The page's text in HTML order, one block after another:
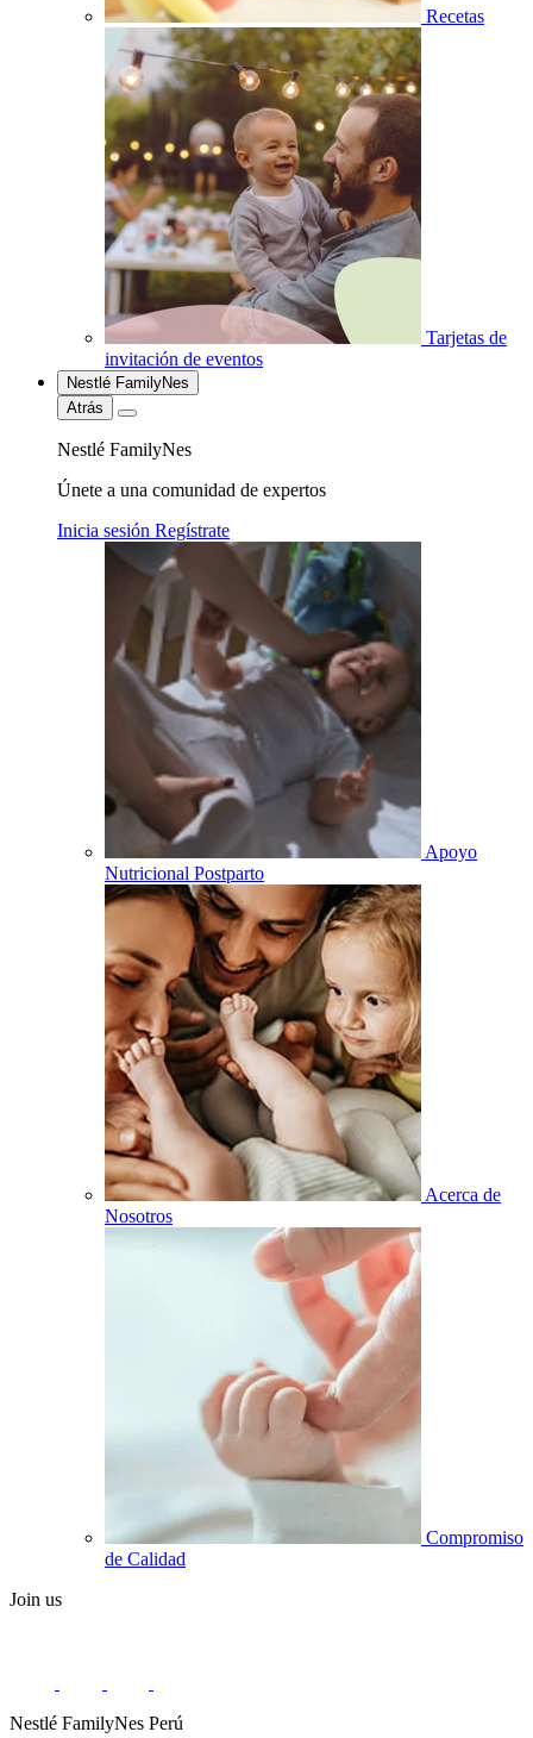
Recetas
Tarjetas de
invitación de eventos
Nestlé FamilyNes
Atrás
Nestlé FamilyNes
Únete a una comunidad de expertos
Inicia sesión Regístrate
Apoyo
Nutricional Postparto
Acerca de
Nosotros
Compromiso
de Calidad
Join us
Nestlé FamilyNes Perú